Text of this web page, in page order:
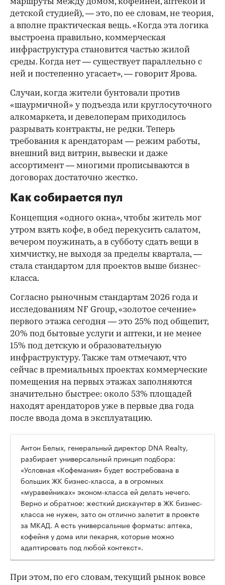
маршруты между домом, кофейней, аптекой и
детской студией), — это, по ее словам, не теория,
а вполне практическая вещь. «Когда эта логика
выстроена правильно, коммерческая
инфраструктура становится частью жилой
среды. Когда нет — существует параллельно с
ней и постепенно угасает», — говорит Ярова.
Случаи, когда жители бунтовали против
«шаурмичной» у подъезда или круглосуточного
алкомаркета, и девелоперам приходилось
разрывать контракты, не редки. Теперь
требования к арендаторам — режим работы,
внешний вид витрин, вывески и даже
ассортимент — многими прописываются в
договорах достаточно жестко.
Как собирается пул
Концепция «одного окна», чтобы житель мог
утром взять кофе, в обед перекусить салатом,
вечером поужинать, а в субботу сдать вещи в
химчистку, не выходя за пределы квартала, —
стала стандартом для проектов выше бизнес-
класса.
Согласно рыночным стандартам 2026 года и
исследованиям NF Group, «золотое сечение»
первого этажа сегодня — это 25% под общепит,
20% под бытовые услуги и аптеки, и не менее
15% под детскую и образовательную
инфраструктуру. Также там отмечают, что
сейчас в премиальных проектах коммерческие
помещения на первых этажах заполняются
значительно быстрее: около 53% площадей
находят арендаторов уже в первые два года
после ввода дома в эксплуатацию.
Антон Белых, генеральный директор DNA Realty,
разбирает универсальный принцип подбора:
«Условная «Кофемания» будет востребована в
больших ЖК бизнес-класса, а в огромных
«муравейниках» эконом-класса ей делать нечего.
Верно и обратное: жесткий дискаунтер в ЖК бизнес-
класса не нужен, зато он отлично залетит в проекте
за МКАД. А есть универсальные форматы: аптека,
кофейня у дома или пекарня, которые можно
адаптировать под любой контекст».
При этом, по его словам, текущий рынок вовсе